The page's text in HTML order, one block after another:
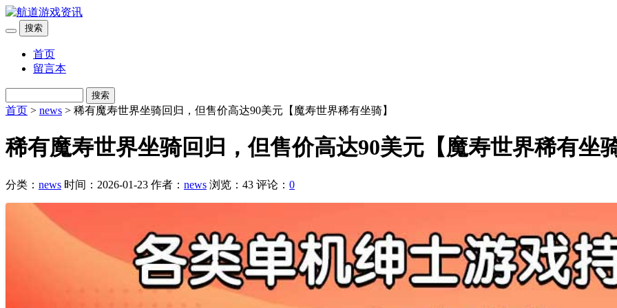
搜索
首页
留言本
搜索
首页 > news > 稀有魔寿世界坐骑回归，但售价高达90美元【魔寿世界稀有坐骑】
稀有魔寿世界坐骑回归，但售价高达90美元【魔寿世界稀有坐
分类： news 时间：2026-01-23 作者： news 浏览：43 评论： 0